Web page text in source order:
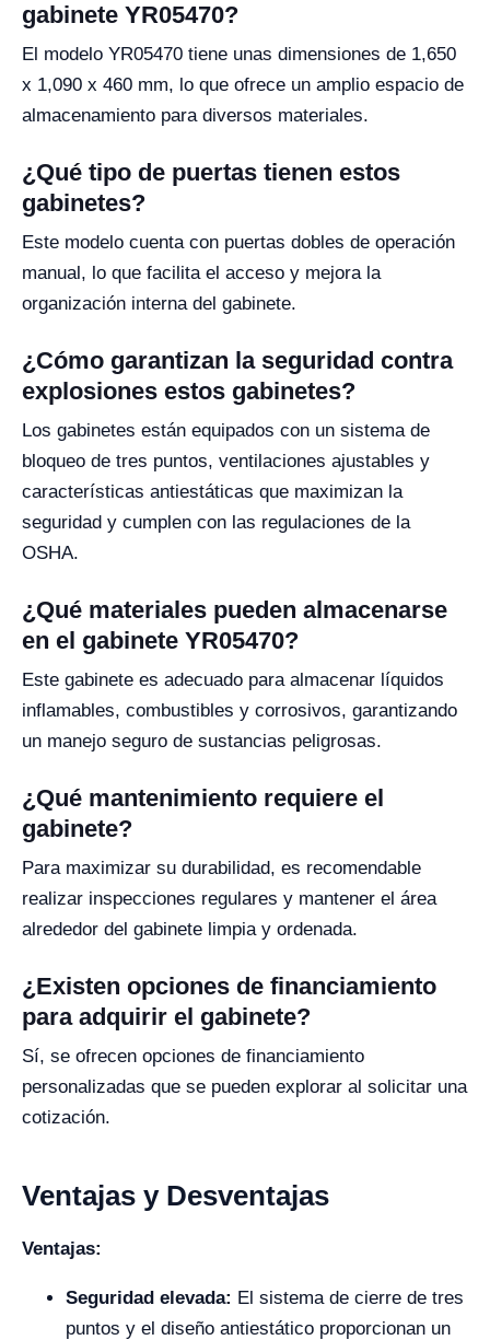
gabinete YR05470?
El modelo YR05470 tiene unas dimensiones de 1,650
x 1,090 x 460 mm, lo que ofrece un amplio espacio de
almacenamiento para diversos materiales.
¿Qué tipo de puertas tienen estos
gabinetes?
Este modelo cuenta con puertas dobles de operación
manual, lo que facilita el acceso y mejora la
organización interna del gabinete.
¿Cómo garantizan la seguridad contra
explosiones estos gabinetes?
Los gabinetes están equipados con un sistema de
bloqueo de tres puntos, ventilaciones ajustables y
características antiestáticas que maximizan la
seguridad y cumplen con las regulaciones de la
OSHA.
¿Qué materiales pueden almacenarse
en el gabinete YR05470?
Este gabinete es adecuado para almacenar líquidos
inflamables, combustibles y corrosivos, garantizando
un manejo seguro de sustancias peligrosas.
¿Qué mantenimiento requiere el
gabinete?
Para maximizar su durabilidad, es recomendable
realizar inspecciones regulares y mantener el área
alrededor del gabinete limpia y ordenada.
¿Existen opciones de financiamiento
para adquirir el gabinete?
Sí, se ofrecen opciones de financiamiento
personalizadas que se pueden explorar al solicitar una
cotización.
Ventajas y Desventajas
Ventajas:
Seguridad elevada: El sistema de cierre de tres
puntos y el diseño antiestático proporcionan un